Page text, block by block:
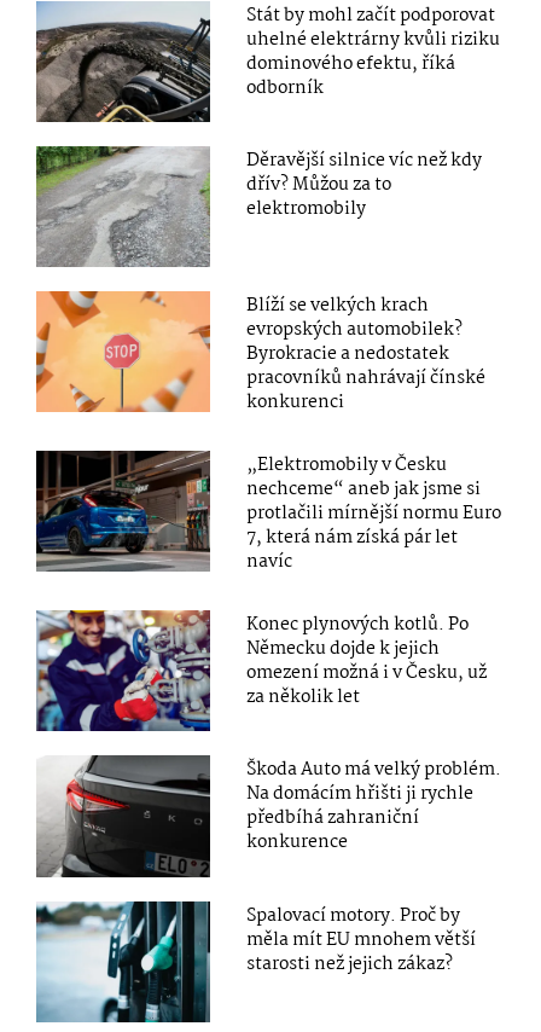
Stát by mohl začít podporovat
uhelné elektrárny kvůli riziku
dominového efektu, říká
odborník
Děravější silnice víc než kdy
dřív? Můžou za to
elektromobily
Blíží se velkých krach
evropských automobilek?
Byrokracie a nedostatek
pracovníků nahrávají čínské
konkurenci
„Elektromobily v Česku
nechceme“ aneb jak jsme si
protlačili mírnější normu Euro
7, která nám získá pár let
navíc
Konec plynových kotlů. Po
Německu dojde k jejich
omezení možná i v Česku, už
za několik let
Škoda Auto má velký problém.
Na domácím hřišti ji rychle
předbíhá zahraniční
konkurence
Spalovací motory. Proč by
měla mít EU mnohem větší
starosti než jejich zákaz?